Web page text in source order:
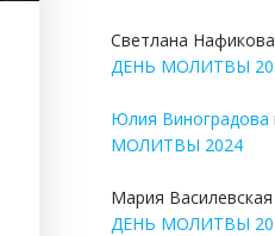
Светлана Нафикова
ДЕНЬ МОЛИТВЫ
Юлия Виноградова
МОЛИТВЫ 2024
Мария Василевская
ДЕНЬ МОЛИТВЫ